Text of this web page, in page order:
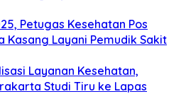
Petugas Kesehatan Pos
Kasang Layani Pemudik Sakit
Layanan Kesehatan,
Studi Tiru ke Lapas